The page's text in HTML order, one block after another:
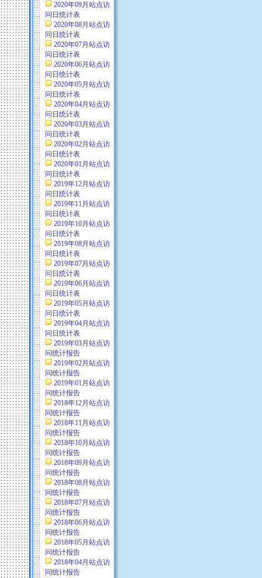
2020年09月站点访
问日统计表
2020年08月站点访
问日统计表
2020年07月站点访
问日统计表
2020年06月站点访
问日统计表
2020年05月站点访
问日统计表
2020年04月站点访
问日统计表
2020年03月站点访
问日统计表
2020年02月站点访
问日统计表
2020年01月站点访
问日统计表
2019年12月站点访
问日统计表
2019年11月站点访
问日统计表
2019年10月站点访
问日统计表
2019年08月站点访
问日统计表
2019年07月站点访
问日统计表
2019年06月站点访
问日统计表
2019年05月站点访
问日统计表
2019年04月站点访
问日统计表
2019年03月站点访
问统计报告
2019年02月站点访
问统计报告
2019年01月站点访
问统计报告
2018年12月站点访
问统计报告
2018年11月站点访
问统计报告
2018年10月站点访
问统计报告
2018年09月站点访
问统计报告
2018年08月站点访
问统计报告
2018年07月站点访
问统计报告
2018年06月站点访
问统计报告
2018年05月站点访
问统计报告
2018年04月站点访
问统计报告